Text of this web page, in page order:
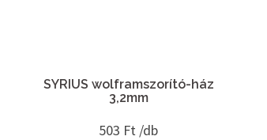
SYRIUS wolframszorító-ház
3,2mm
503 Ft /db